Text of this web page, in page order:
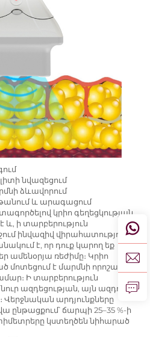
նվազեցում
ձևավորում
և արագացում
կրիո գեղեցկության
ի տարբերություն
ինվազիվ վիրահատություն
է, որ դուք կարող եք
ամենօրյա ռեժիմը։ Կրիո
է մարմնի որոշակի
Ի տարբերություն
ազդեցության, այն ազդում է
Վերջնական արդյունքները
ընթացքում՝ ճարպի 25–35 %-ի
կստեղծեն նիհարած